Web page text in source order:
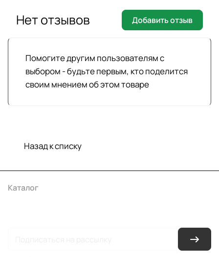
Помогите другим пользователям с
выбором - будьте первым, кто поделится
своим мнением об этом товаре
Нет отзывов Добавить отзыв
Назад к списку
Каталог